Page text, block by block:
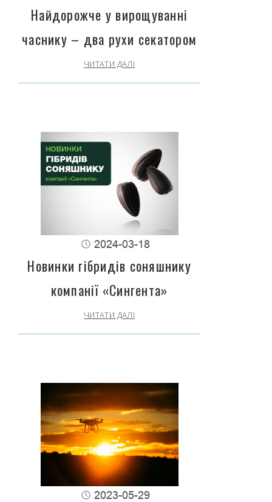
Найдорожче у вирощуванні
часнику – два рухи секатором
ЧИТАТИ ДАЛІ
2024-03-18
Новинки гібридів соняшнику
компанії «Сингента»
ЧИТАТИ ДАЛІ
2023-05-29